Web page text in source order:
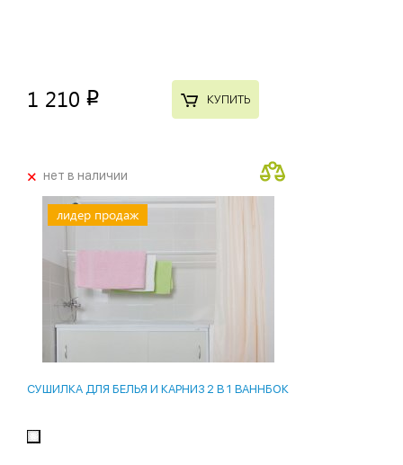
1 210 p КУПИТЬ
+нет в наличии
лидер продаж
СУШИЛКА ДЛЯ БЕЛЬЯ И КАРНИЗ 2 В 1 ВАННБОК